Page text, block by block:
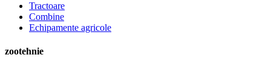
Tractoare
Combine
Echipamente agricole
zootehnie